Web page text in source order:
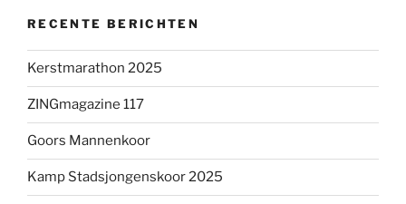
RECENTE BERICHTEN
Kerstmarathon 2025
ZINGmagazine 117
Goors Mannenkoor
Kamp Stadsjongenskoor 2025